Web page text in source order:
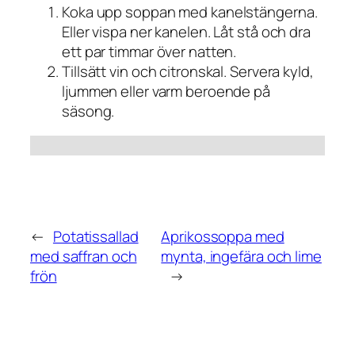
Koka upp soppan med kanelstängerna.
Eller vispa ner kanelen. Låt stå och dra
ett par timmar över natten.
Tillsätt vin och citronskal. Servera kyld,
ljummen eller varm beroende på
säsong.
← Potatissallad
med saffran och
frön
Aprikossoppa med
mynta, ingefära och lime
→